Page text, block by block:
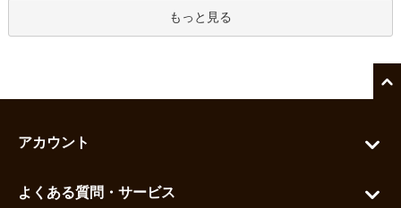
もっと見る
アカウント
よくある質問・サービス